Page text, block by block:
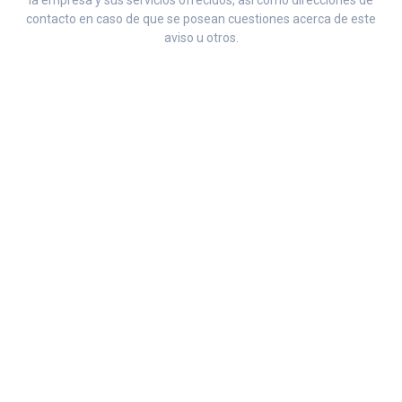
contacto en caso de que se posean cuestiones acerca de este
aviso u otros.